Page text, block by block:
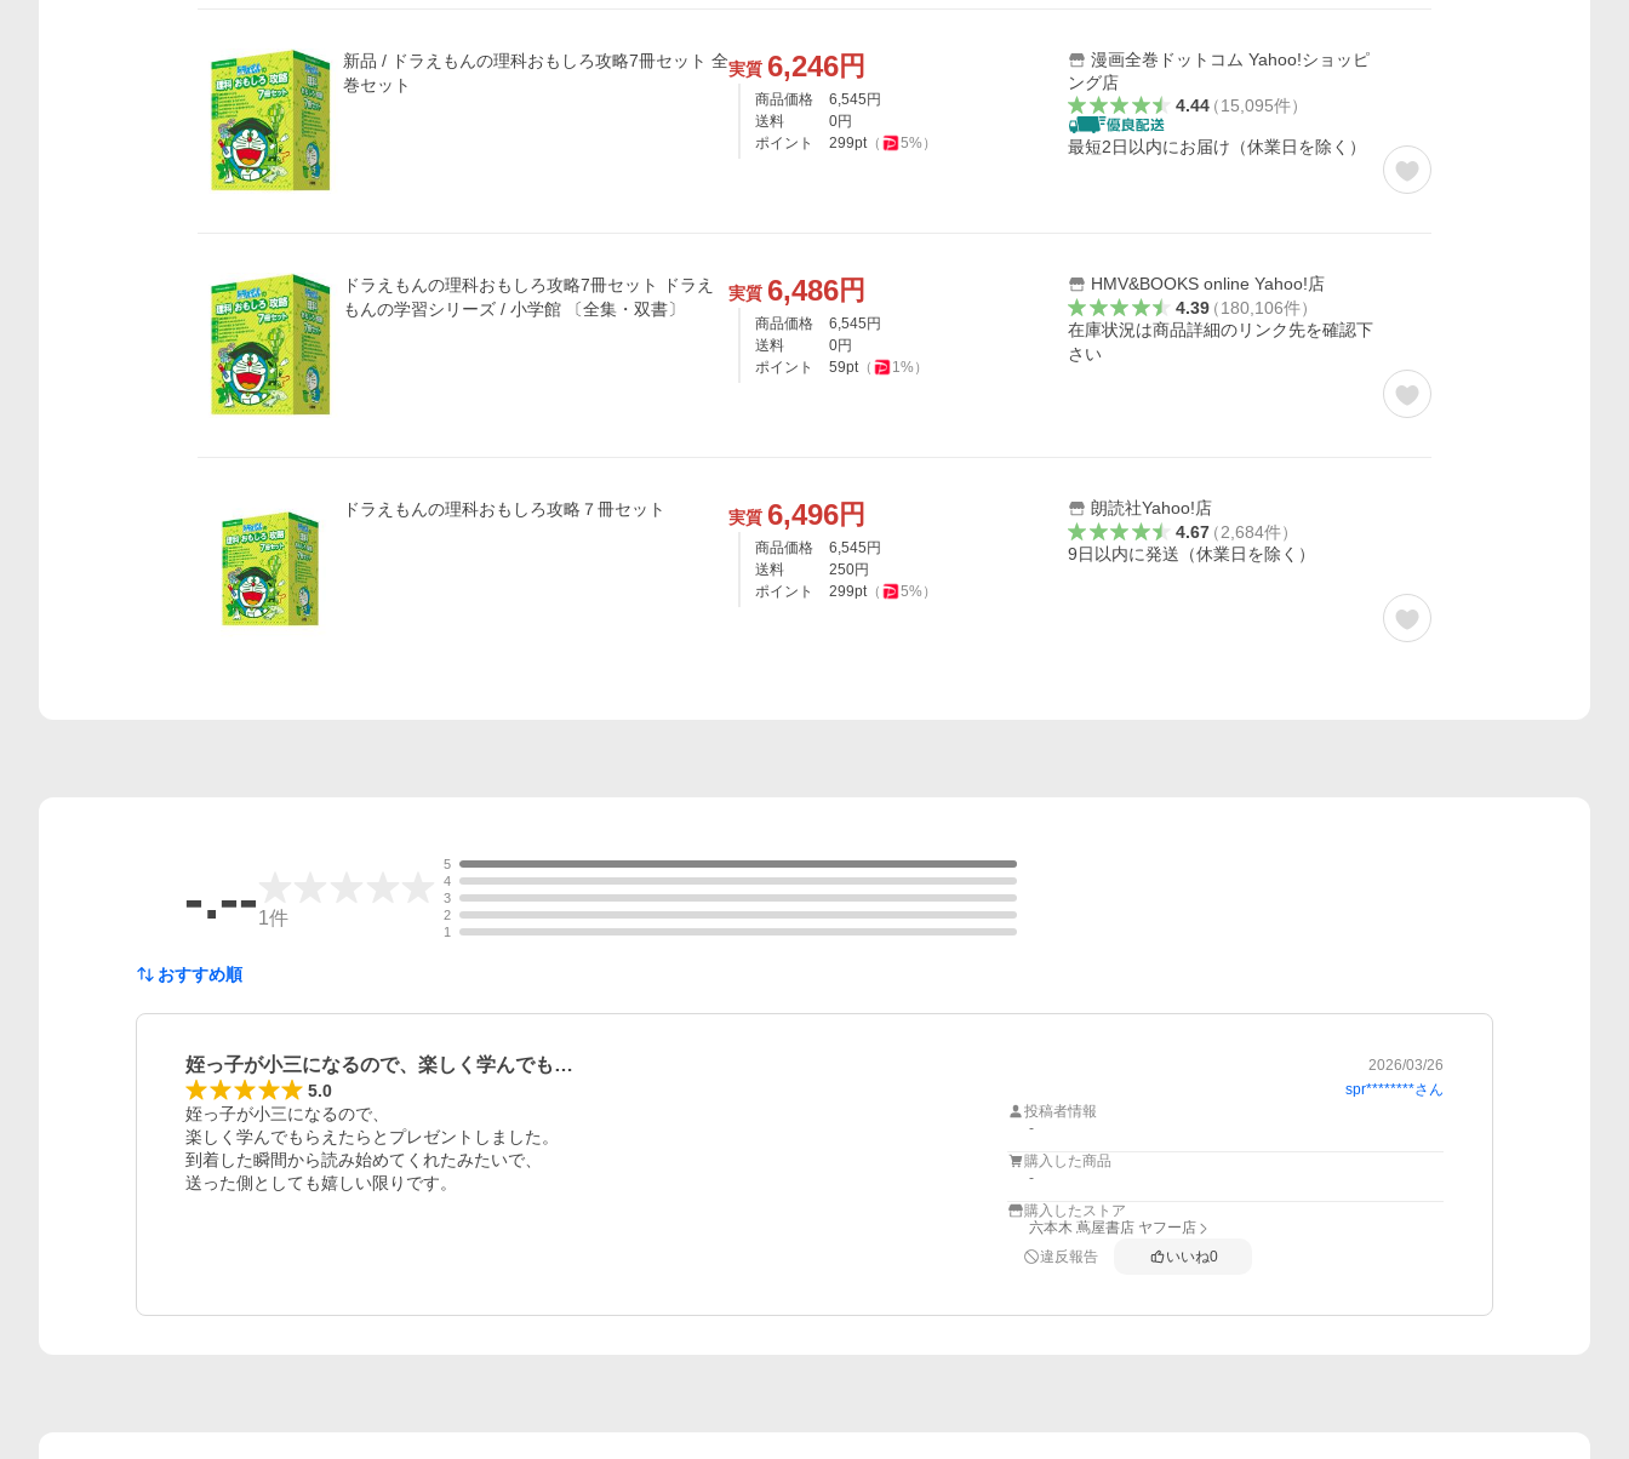
新品 / ドラえもんの理科おもしろ攻略7冊セット 全
巻セット
実質 6,246円
商品価格 6,545 円
送料
0円
ポイント
299pt（ 5%）
漫画全巻ドットコム Yahoo!ショッピ
ング店
4.44（15,095件）
最短2日以内にお届け（休業日を除く）
ドラえもんの理科おもしろ攻略7冊セット ドラえ
もんの学習シリーズ / 小学館 〔全集・双書〕
実質 6,486円
商品価格 6,545 円
送料
0円
ポイント
59pt（ 1%）
HMV&BOOKS online Yahoo!店
4.39（180,106件）
在庫状況は商品詳細のリンク先を確認下
さい
ドラえもんの理科おもしろ攻略７冊セット 実質 6,496円
商品価格 6,545 円
送料
250円
ポイント
299pt（ 5%）
朗読社Yahoo!店
4.67（2,684件）
9日以内に発送（休業日を除く）
-.--1件
5
4
3
2
1
おすすめ順
姪っ子が小三になるので、楽しく学んでも… 2026/03/26
5.0 spr********さん
姪っ子が小三になるので、
楽しく学んでもらえたらとプレゼントしました。
到着した瞬間から読み始めてくれたみたいで、
送った側としても嬉しい限りです。
投稿者情報
-
購入した商品
-
購入したストア
六本木 蔦屋書店 ヤフー店
違反報告
いいね0